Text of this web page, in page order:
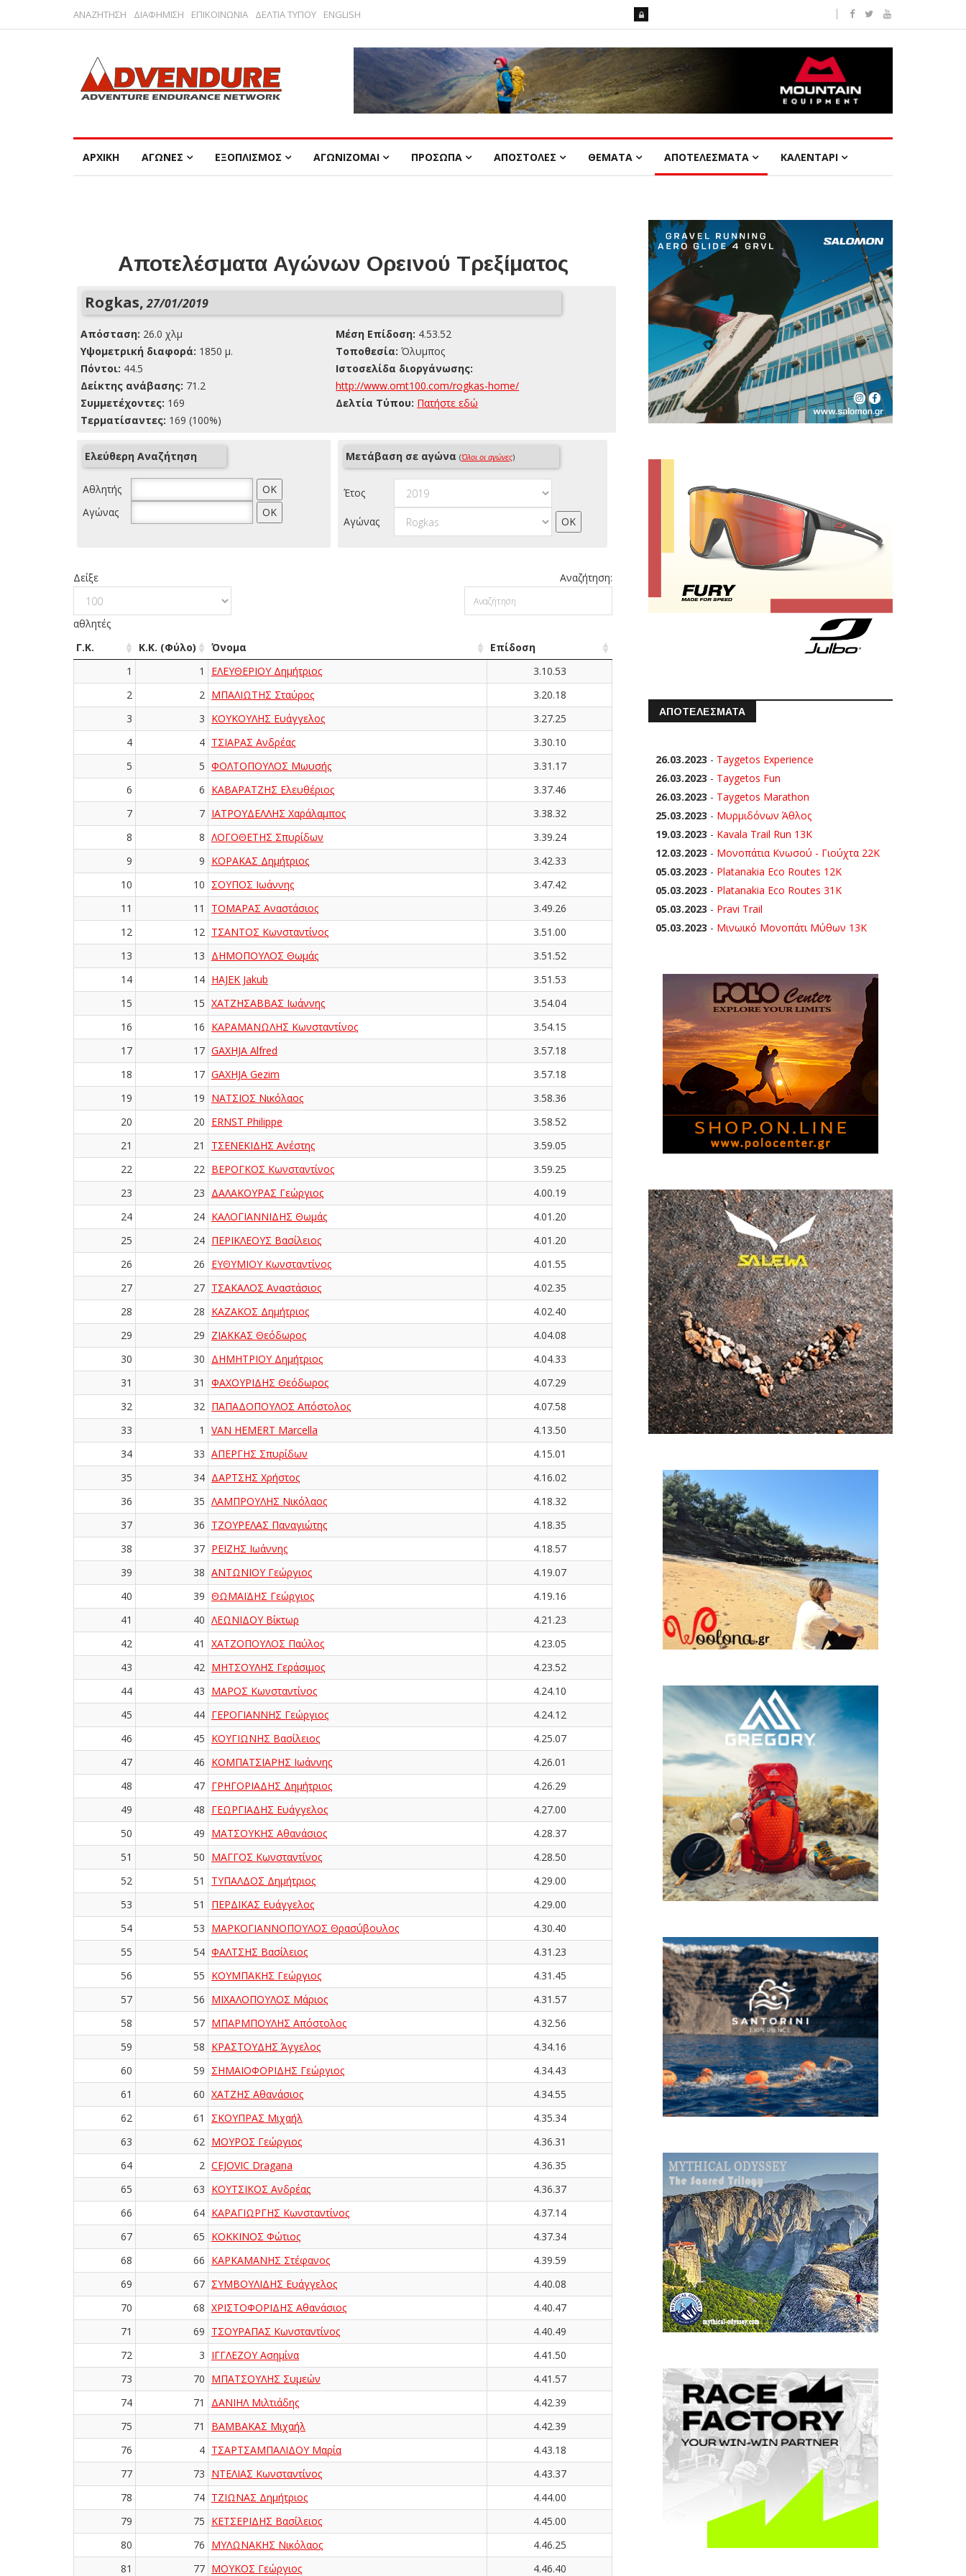
ΑΝΑΖΗΤΗΣΗ ΔΙΑΦΗΜΙΣΗ ΕΠΙΚΟΙΝΩΝΙΑ ΔΕΛΤΙΑ ΤΥΠΟΥ ENGLISH
ΑΡΧΙΚΗ ΑΓΩΝΕΣ ΕΞΟΠΛΙΣΜΟΣ ΑΓΩΝΙΖΟΜΑΙ ΠΡΟΣΩΠΑ ΑΠΟΣΤΟΛΕΣ ΘΕΜΑΤΑ ΑΠΟΤΕΛΕΣΜΑΤΑ ΚΑΛΕΝΤΑΡΙ
Αποτελέσματα Αγώνων Ορεινού Τρεξίματος
Rogkas,27/01/2019
Απόσταση: 26.0 χλμ
Yψομετρική διαφορά: 1850 μ.
Πόντοι: 44.5
Δείκτης ανάβασης: 71.2
Συμμετέχοντες: 169
Τερματίσαντες: 169 (100%)
Μέση Επίδοση: 4.53.52
Τοποθεσία: Όλυμπος
Ιστοσελίδα διοργάνωσης:
http://www.omt100.com/rogkas-home/
Δελτία Τύπου: Πατήστε εδώ
Ελεύθερη Αναζήτηση
Αθλητής
Αγώνας
Μετάβαση σε αγώνα (Όλοι οι αγώνες)
Έτος
Αγώνας
Δείξε
αθλητές
Αναζήτηση:
Γ.Κ. Κ.Κ. (Φύλο) Όνομα
Επίδοση
1
1 ΕΛΕΥΘΕΡΙΟΥ Δημήτριος
3.10.53
2
2 ΜΠΑΛΙΩΤΗΣ Σταύρος
3.20.18
3
3 ΚΟΥΚΟΥΛΗΣ Ευάγγελος
3.27.25
4
4 ΤΣΙΑΡΑΣ Ανδρέας
3.30.10
5
5 ΦΟΛΤΟΠΟΥΛΟΣ Μωυσής
3.31.17
6
6 ΚΑΒΑΡΑΤΖΗΣ Ελευθέριος
3.37.46
7
7 ΙΑΤΡΟΥΔΕΛΛΗΣ Χαράλαμπος
3.38.32
8
8 ΛΟΓΟΘΕΤΗΣ Σπυρίδων
3.39.24
9
9 ΚΟΡΑΚΑΣ Δημήτριος
3.42.33
10
10 ΣΟΥΠΟΣ Ιωάννης
3.47.42
11
11 ΤΟΜΑΡΑΣ Αναστάσιος
3.49.26
12
12 ΤΣΑΝΤΟΣ Κωνσταντίνος
3.51.00
13
13 ΔΗΜΟΠΟΥΛΟΣ Θωμάς
3.51.52
14
14 HAJEK Jakub
3.51.53
15
15 ΧΑΤΖΗΣΑΒΒΑΣ Ιωάννης
3.54.04
16
16 ΚΑΡΑΜΑΝΩΛΗΣ Κωνσταντίνος
3.54.15
17
17 GAXHJA Alfred
3.57.18
18
17 GAXHJA Gezim
3.57.18
19
19 ΝΑΤΣΙΟΣ Νικόλαος
3.58.36
20
20 ERNST Philippe
3.58.52
21
21 ΤΣΕΝΕΚΙΔΗΣ Ανέστης
3.59.05
22
22 ΒΕΡΟΓΚΟΣ Κωνσταντίνος
3.59.25
23
23 ΔΑΛΑΚΟΥΡΑΣ Γεώργιος
4.00.19
24
24 ΚΑΛΟΓΙΑΝΝΙΔΗΣ Θωμάς
4.01.20
25
24 ΠΕΡΙΚΛΕΟΥΣ Βασίλειος
4.01.20
26
26 ΕΥΘΥΜΙΟΥ Κωνσταντίνος
4.01.55
27
27 ΤΣΑΚΑΛΟΣ Αναστάσιος
4.02.35
28
28 ΚΑΖΑΚΟΣ Δημήτριος
4.02.40
29
29 ΖΙΑΚΚΑΣ Θεόδωρος
4.04.08
30
30 ΔΗΜΗΤΡΙΟΥ Δημήτριος
4.04.33
31
31 ΦΑΧΟΥΡΙΔΗΣ Θεόδωρος
4.07.29
32
32 ΠΑΠΑΔΟΠΟΥΛΟΣ Απόστολος
4.07.58
33
1 VAN HEMERT Marcella
4.13.50
34
33 ΑΠΕΡΓΗΣ Σπυρίδων
4.15.01
35
34 ΔΑΡΤΣΗΣ Χρήστος
4.16.02
36
35 ΛΑΜΠΡΟΥΛΗΣ Νικόλαος
4.18.32
37
36 ΤΖΟΥΡΕΛΑΣ Παναγιώτης
4.18.35
38
37 ΡΕΪΖΗΣ Ιωάννης
4.18.57
39
38 ΑΝΤΩΝΙΟΥ Γεώργιος
4.19.07
40
39 ΘΩΜΑΪΔΗΣ Γεώργιος
4.19.16
41
40 ΛΕΩΝΙΔΟΥ Βίκτωρ
4.21.23
42
41 ΧΑΤΖΟΠΟΥΛΟΣ Παύλος
4.23.05
43
42 ΜΗΤΣΟΥΛΗΣ Γεράσιμος
4.23.52
44
43 ΜΑΡΟΣ Κωνσταντίνος
4.24.10
45
44 ΓΕΡΟΓΙΑΝΝΗΣ Γεώργιος
4.24.12
46
45 ΚΟΥΓΙΩΝΗΣ Βασίλειος
4.25.07
47
46 ΚΟΜΠΑΤΣΙΑΡΗΣ Ιωάννης
4.26.01
48
47 ΓΡΗΓΟΡΙΑΔΗΣ Δημήτριος
4.26.29
49
48 ΓΕΩΡΓΙΑΔΗΣ Ευάγγελος
4.27.00
50
49 ΜΑΤΣΟΥΚΗΣ Αθανάσιος
4.28.37
51
50 ΜΑΓΓΟΣ Κωνσταντίνος
4.28.50
52
51 ΤΥΠΑΛΔΟΣ Δημήτριος
4.29.00
53
51 ΠΕΡΔΙΚΑΣ Ευάγγελος
4.29.00
54
53 ΜΑΡΚΟΓΙΑΝΝΟΠΟΥΛΟΣ Θρασύβουλος
4.30.40
55
54 ΦΑΛΤΣΗΣ Βασίλειος
4.31.23
56
55 ΚΟΥΜΠΑΚΗΣ Γεώργιος
4.31.45
57
56 ΜΙΧΑΛΟΠΟΥΛΟΣ Μάριος
4.31.57
58
57 ΜΠΑΡΜΠΟΥΛΗΣ Απόστολος
4.32.56
59
58 ΚΡΑΣΤΟΥΔΗΣ Άγγελος
4.34.16
60
59 ΣΗΜΑΙΟΦΟΡΙΔΗΣ Γεώργιος
4.34.43
61
60 ΧΑΤΖΗΣ Αθανάσιος
4.34.55
62
61 ΣΚΟΥΠΡΑΣ Μιχαήλ
4.35.34
63
62 ΜΟΥΡΟΣ Γεώργιος
4.36.31
64
2 CEJOVIC Dragana
4.36.35
65
63 ΚΟΥΤΣΙΚΟΣ Ανδρέας
4.36.37
66
64 ΚΑΡΑΓΙΩΡΓΗΣ Κωνσταντίνος
4.37.14
67
65 ΚΟΚΚΙΝΟΣ Φώτιος
4.37.34
68
66 ΚΑΡΚΑΜΑΝΗΣ Στέφανος
4.39.59
69
67 ΣΥΜΒΟΥΛΙΔΗΣ Ευάγγελος
4.40.08
70
68 ΧΡΙΣΤΟΦΟΡΙΔΗΣ Αθανάσιος
4.40.47
71
69 ΤΣΟΥΡΑΠΑΣ Κωνσταντίνος
4.40.49
72
3 ΙΓΓΛΕΖΟΥ Ασημίνα
4.41.50
73
70 ΜΠΑΤΣΟΥΛΗΣ Συμεών
4.41.57
74
71 ΔΑΝΙΗΛ Μιλτιάδης
4.42.39
75
71 ΒΑΜΒΑΚΑΣ Μιχαήλ
4.42.39
76
4 ΤΣΑΡΤΣΑΜΠΑΛΙΔΟΥ Μαρία
4.43.18
77
73 ΝΤΕΛΙΑΣ Κωνσταντίνος
4.43.37
78
74 ΤΖΙΩΝΑΣ Δημήτριος
4.44.00
79
75 ΚΕΤΣΕΡΙΔΗΣ Βασίλειος
4.45.00
80
76 ΜΥΛΩΝΑΚΗΣ Νικόλαος
4.46.25
81
77 ΜΟΥΚΟΣ Γεώργιος 4.46.40
ΑΠΟΤΕΛΕΣΜΑΤΑ
26.03.2023 - Taygetos Experience
26.03.2023 - Taygetos Fun
26.03.2023 - Taygetos Marathon
25.03.2023 - Μυρμιδόνων Άθλος
19.03.2023 - Kavala Trail Run 13K
12.03.2023 - Μονοπάτια Κνωσού - Γιούχτα 22Κ
05.03.2023 - Platanakia Eco Routes 12K
05.03.2023 - Platanakia Eco Routes 31K
05.03.2023 - Pravi Trail
05.03.2023 - Μινωικό Μονοπάτι Μύθων 13Κ